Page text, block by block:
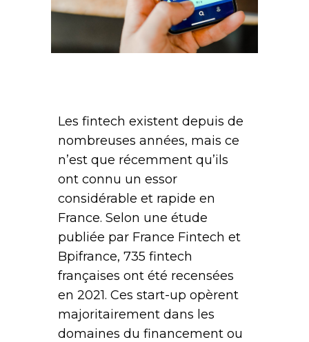
Les fintech existent depuis de
nombreuses années, mais ce
n’est que récemment qu’ils
ont connu un essor
considérable et rapide en
France. Selon une étude
publiée par France Fintech et
Bpifrance, 735 fintech
françaises ont été recensées
en 2021. Ces start-up opèrent
majoritairement dans les
domaines du financement ou